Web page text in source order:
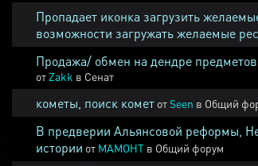
Пропадает иконка загрузить
возможности загружать желаемые
Продажа/ обмен на дендре
от Zakk в Сенат
кометы, поиск комет отSeen в Общий
В предверии Альянсовой реформы,
истории от MAMOHT в Общий форум